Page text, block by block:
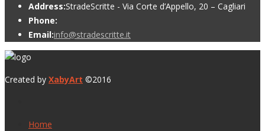
Address:StradeScritte - Via Corte d’Appello, 20 – Cagliari
Phone:
Email:info@stradescritte.it
Created by XabyArt ©2016
Home